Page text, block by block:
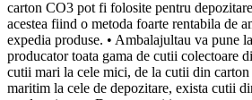
carton CO3 pot fi folosite pentru
acestea fiind o metoda foarte rentabila de
expedia produse. • Ambalajultau va pune
producator toata gama de cutii colectoare
cutii mari la cele mici, de la cutii din
maritim la cele de depozitare, exista cutii